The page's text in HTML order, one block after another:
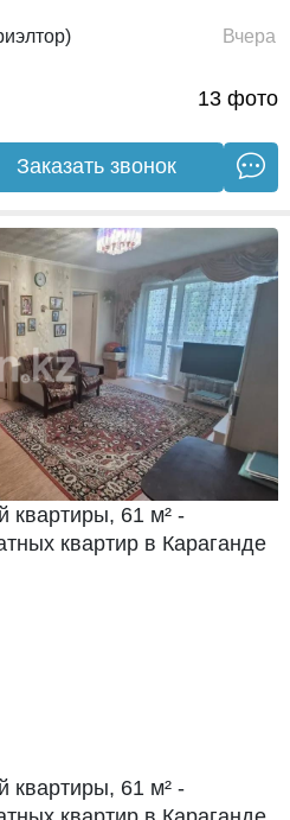
13 фото
Вчера
Заказать звонок